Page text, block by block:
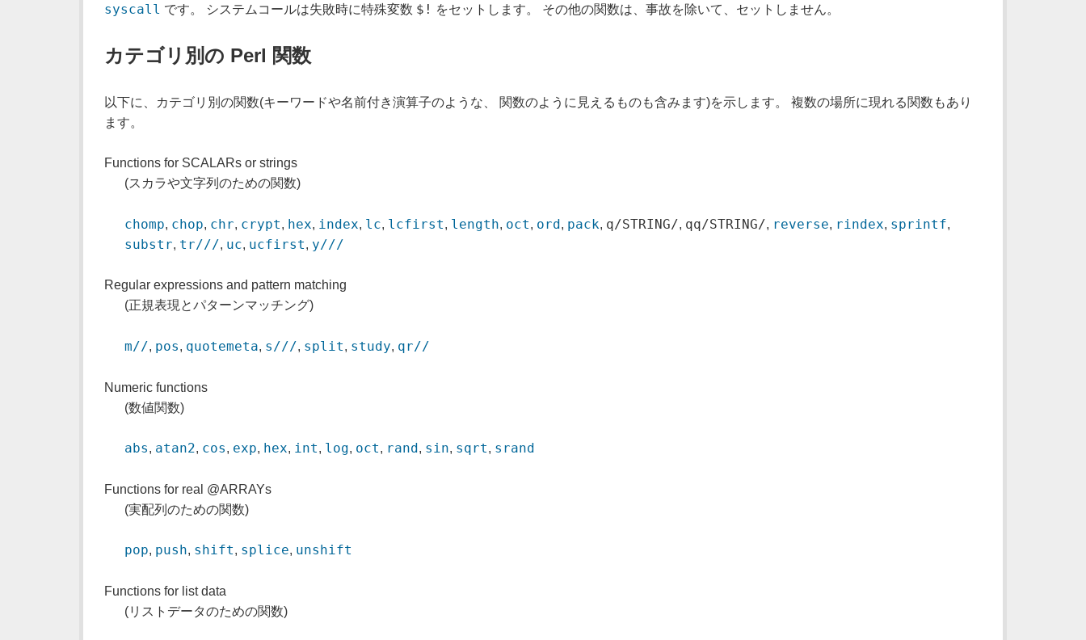
syscall です。 システムコールは失敗時に特殊変数 $! をセットします。 その他の関数は、事故を除いて、セットしません。
カテゴリ別の Perl 関数
以下に、カテゴリ別の関数(キーワードや名前付き演算子のような、 関数のように見えるものも含みます)を示します。 複数の場所に現れる関数もあり
ます。
Functions for SCALARs or strings
(スカラや文字列のための関数)
chomp, chop, chr, crypt, hex, index, lc, lcfirst, length, oct, ord, pack, q/STRING/, qq/STRING/, reverse, rindex, sprintf,
substr, tr///, uc, ucfirst, y///
Regular expressions and pattern matching
(正規表現とパターンマッチング)
m//, pos, quotemeta, s///, split, study, qr//
Numeric functions
(数値関数)
abs, atan2, cos, exp, hex, int, log, oct, rand , sin, sqrt, srand
Functions for real @ARRAYs
(実配列のための関数)
pop, push, shift, splice, unshift
Functions for list data
(リストデータのための関数)